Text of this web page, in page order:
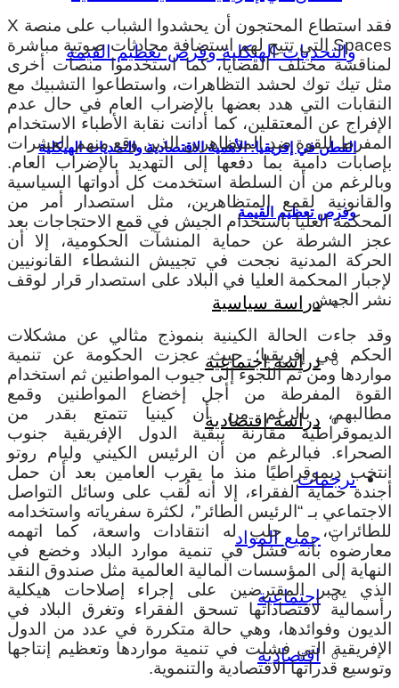
القطن في إفريقيا: الأهمية الاقتصادية والتحديات الهيكلية
وفرص تعظيم القيمة
دراسة سياسية
دراسة اجتماعية
دراسة اقتصادية
ترجمات
جميع المواد
اجتماعية
اقتصادية
فقد استطاع المحتجون أن يحشدوا الشباب على منصة X
Spaces التي تتيح لهم استضافة محادثات صوتية مباشرة
لمناقشة مختلف القضايا، كما استخدموا منصات أخرى
مثل تيك توك لحشد التظاهرات، واستطاعوا التشبيك مع
النقابات التي هدد بعضها بالإضراب العام في حال عدم
الإفراج عن المعتقلين، كما أدانت نقابة الأطباء الاستخدام
المفرط للقوة ضد المتظاهرين الذين وقع منهم العشرات
بإصابات دامية بما دفعها إلى التهديد بالإضراب العام.
وبالرغم من أن السلطة استخدمت كل أدواتها السياسية
والقانونية لقمع المتظاهرين، مثل استصدار أمر من
المحكمة العليا باستخدام الجيش في قمع الاحتجاجات بعد
عجز الشرطة عن حماية المنشآت الحكومية، إلا أن
الحركة المدنية نجحت في تجييش النشطاء القانونيين
لإجبار المحكمة العليا في البلاد على استصدار قرار لوقف
نشر الجيش.
وقد جاءت الحالة الكينية بنموذج مثالي عن مشكلات
الحكم في إفريقيا؛ حيث عجزت الحكومة عن تنمية
مواردها ومن ثم اللجوء إلى جيوب المواطنين ثم استخدام
القوة المفرطة من أجل إخضاع المواطنين وقمع
مطالبهم، بالرغم من أن كينيا تتمتع بقدر من
الديموقراطية مقارنة ببقية الدول الإفريقية جنوب
الصحراء. فبالرغم من أن الرئيس الكيني وليام روتو
انتخب ديموقراطيًا منذ ما يقرب العامين بعد أن حمل
أجندة حماية الفقراء، إلا أنه لُقب على وسائل التواصل
الاجتماعي بـ “الرئيس الطائر”، لكثرة سفرياته واستخدامه
للطائرات، ما جلب له انتقادات واسعة، كما اتهمه
معارضوه بأنه فشل في تنمية موارد البلاد وخضع في
النهاية إلى المؤسسات المالية العالمية مثل صندوق النقد
الذي يجبر المقترضين على إجراء إصلاحات هيكلية
رأسمالية لاقتصاداتها تسحق الفقراء وتغرق البلاد في
الديون وفوائدها، وهي حالة متكررة في عدد من الدول
الإفريقية التي فشلت في تنمية مواردها وتعظيم إنتاجها
وتوسيع قدراتها الاقتصادية والتنموية.